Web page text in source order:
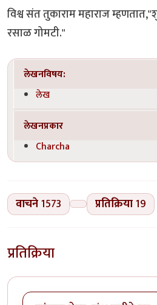
विश्व संत तुकाराम महाराज
रसाळ गोमटी."
लेखनविषय:
लेख
लेखनप्रकार
Charcha
वाचने1573 प्रतिक्रिया19
प्रतिक्रिया